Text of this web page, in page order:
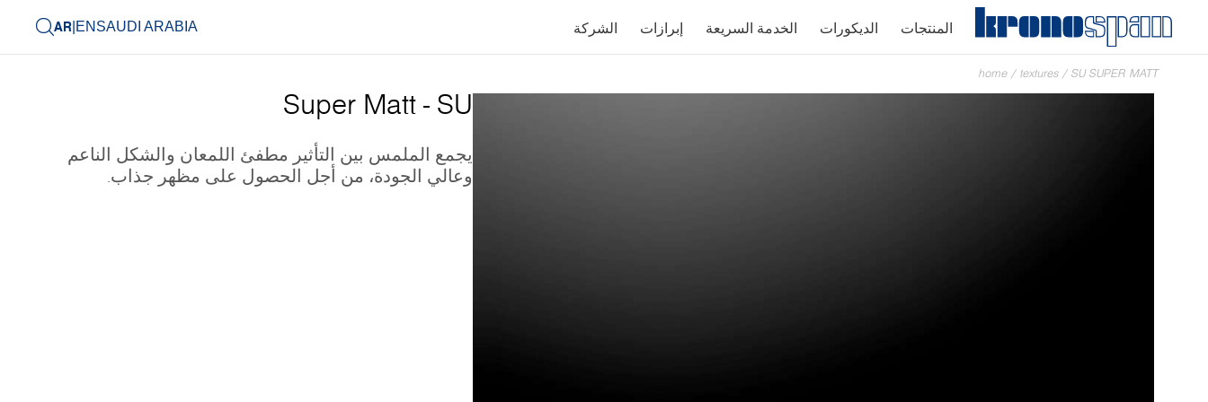
المنتجات الديكورات الخدمة السريعة إبرازات الشركة SAUDI ARABIA
EN
AR
home / textures / SU SUPER MATT
Super Matt - SU
يجمع الملمس بين التأثير مطفئ اللمعان والشكل الناعم
وعالي الجودة، من أجل الحصول على مظهر جذاب.